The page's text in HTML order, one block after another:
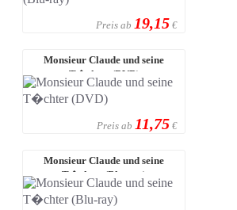
Preis ab 19,15 €
Monsieur Claude und seine
T�chter (DVD)
Preis ab 11,75 €
Monsieur Claude und seine
T�chter (Blu-ray)